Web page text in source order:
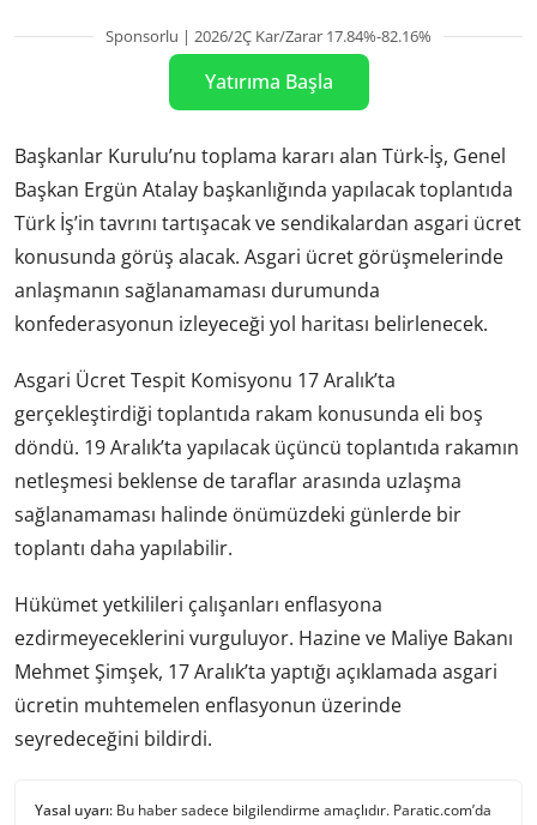
Sponsorlu | 2026/2Ç Kar/Zarar 17.84%-82.16%
Yatırıma Başla
Başkanlar Kurulu’nu toplama kararı alan Türk-İş, Genel
Başkan Ergün Atalay başkanlığında yapılacak toplantıda
Türk İş’in tavrını tartışacak ve sendikalardan asgari ücret
konusunda görüş alacak. Asgari ücret görüşmelerinde
anlaşmanın sağlanamaması durumunda
konfederasyonun izleyeceği yol haritası belirlenecek.
Asgari Ücret Tespit Komisyonu 17 Aralık’ta
gerçekleştirdiği toplantıda rakam konusunda eli boş
döndü. 19 Aralık’ta yapılacak üçüncü toplantıda rakamın
netleşmesi beklense de taraflar arasında uzlaşma
sağlanamaması halinde önümüzdeki günlerde bir
toplantı daha yapılabilir.
Hükümet yetkilileri çalışanları enflasyona
ezdirmeyeceklerini vurguluyor. Hazine ve Maliye Bakanı
Mehmet Şimşek, 17 Aralık’ta yaptığı açıklamada asgari
ücretin muhtemelen enflasyonun üzerinde
seyredeceğini bildirdi.
Yasal uyarı: Bu haber sadece bilgilendirme amaçlıdır. Paratic.com’da